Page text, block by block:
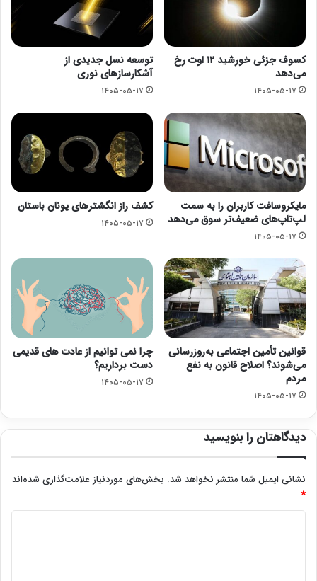
کسوف جزئی خورشید ۱۲ اوت رخ
می‌دهد
۱۴۰۵-۰۵-۱۷
توسعه نسل جدیدی از
آشکارسازهای نوری
۱۴۰۵-۰۵-۱۷
مایکروسافت کاربران را به سمت
لپ‌تاپ‌های ضعیف‌تر سوق می‌دهد
۱۴۰۵-۰۵-۱۷
کشف راز انگشترهای یونان باستان
۱۴۰۵-۰۵-۱۷
قوانین تأمین اجتماعی به‌روزرسانی
می‌شوند؟ اصلاح قانون به نفع
مردم
۱۴۰۵-۰۵-۱۷
چرا نمی توانیم از عادت های قدیمی
دست برداریم؟
۱۴۰۵-۰۵-۱۷
دیدگاهتان را بنویسید
نشانی ایمیل شما منتشر نخواهد شد. بخش‌های موردنیاز علامت‌گذاری شده‌اند
*